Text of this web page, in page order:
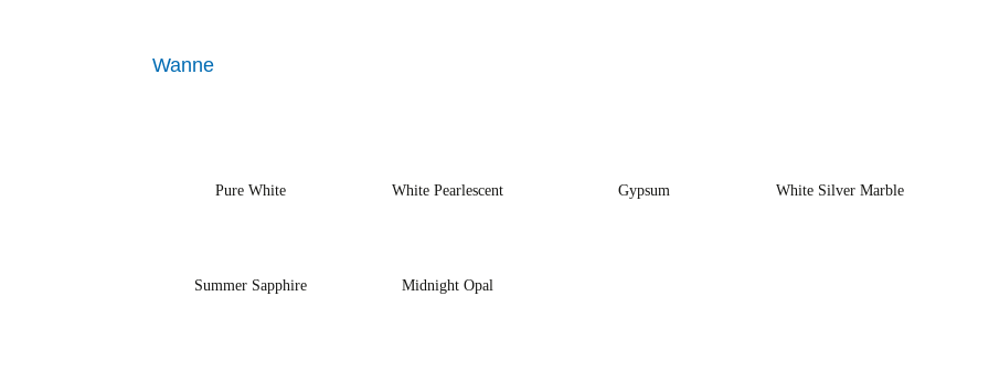
Wanne
Pure White
Summer Sapphire
White Pearlescent
Midnight Opal
Gypsum White Silver Marble